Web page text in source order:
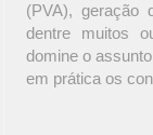
(PVA), geração
dentre muitos
domine o
em prática os